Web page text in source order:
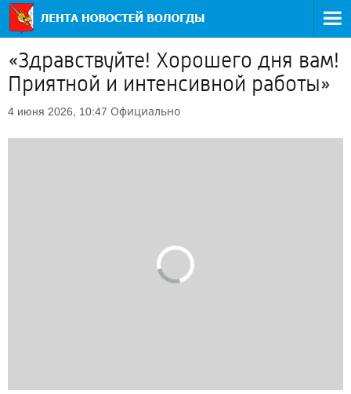
«Здравствуйте! Хорошего дня вам!
Приятной и интенсивной работы»
4 июня 2026, 10:47 Официально